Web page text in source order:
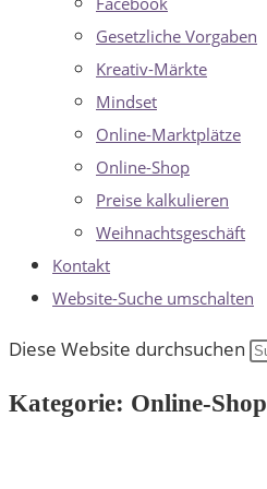
Gesetzliche Vorgaben
Kreativ-Märkte
Mindset
Online-Marktplätze
Online-Shop
Preise kalkulieren
Weihnachtsgeschäft
Kontakt
Website-Suche umschalten
Diese Website durchsuchen
Kategorie: Online-Shop